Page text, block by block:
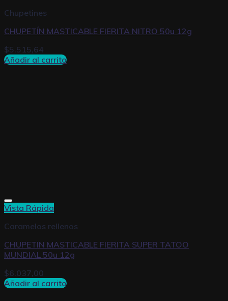
Chupetines
CHUPETÍN MASTICABLE FIERITA NITRO 50u 12g
$5.515,64
Añadir al carrito
Vista Rápida
Caramelos rellenos
CHUPETIN MASTICABLE FIERITA SUPER TATOO
MUNDIAL 50u 12g
$6.037,00
Añadir al carrito